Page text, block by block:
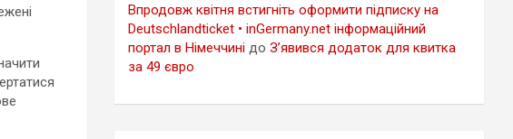
Впродовж квітня встигніть оформити підписку на
Deutschlandticket • inGermany.net інформаційний
портал в Німеччині доЗ’явився додаток для квитка
за 49 євро